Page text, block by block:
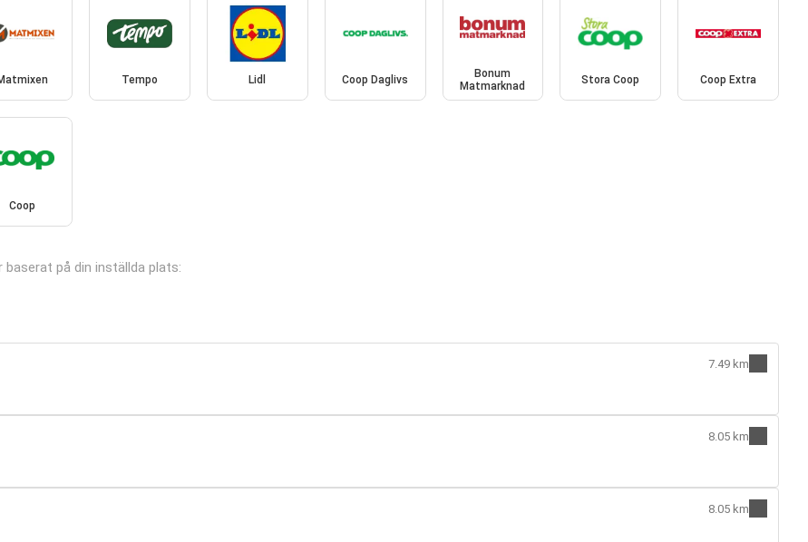
Tempo Lidl Coop Daglivs
Bonum
Matmarknad
Stora Coop Coop Extra
Coop
på din inställda plats:
7.49 km
8.05 km
8.05 km